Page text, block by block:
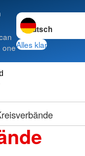
one
Sprache wechseln
Alles klar